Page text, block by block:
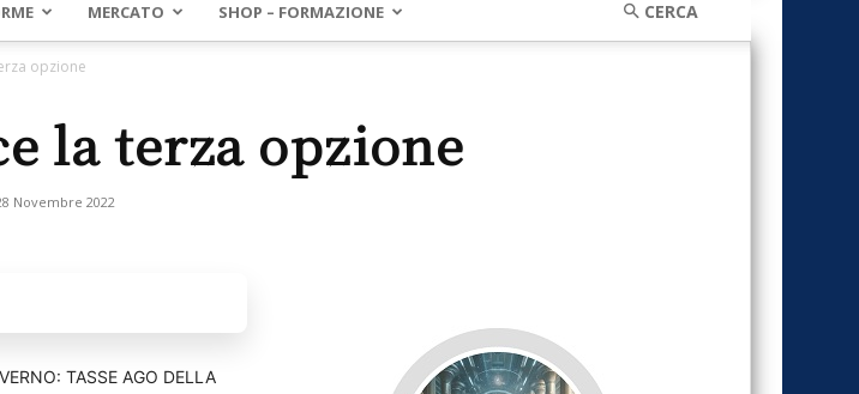
Assinews.it
MERCATO SHOP – FORMAZIONE
opzione
la terza opzione
Novembre 2022
TASSE AGO DELLA